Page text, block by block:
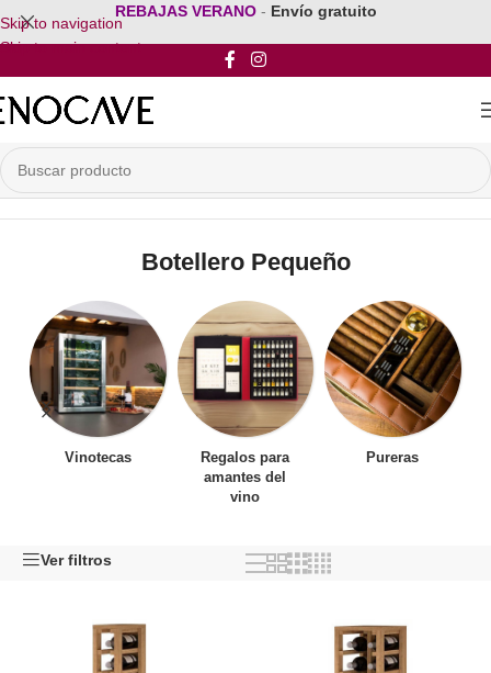
Skip to navigation
Skip to main content
REBAJAS VERANO - Envío gratuito
Inicio/Por Tipo de Botellero/Botellero Pequeño
Botellero Pequeño
Vinotecas
Regalos para
amantes del
vino
Pureras
Ver filtros